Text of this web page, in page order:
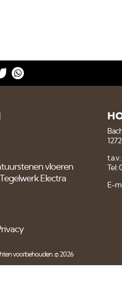
vloeren
Electra
Tel:
E-
voorbehouden. © 2026